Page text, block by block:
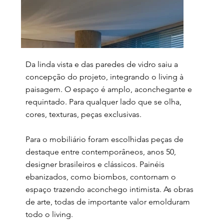
Da linda vista e das paredes de vidro saiu a
concepção do projeto, integrando o living à
paisagem. O espaço é amplo, aconchegante e
requintado. Para qualquer lado que se olha,
cores, texturas, peças exclusivas.
Para o mobiliário foram escolhidas peças de
destaque entre contemporâneos, anos 50,
designer brasileiros e clássicos. Painéis
ebanizados, como biombos, contornam o
espaço trazendo aconchego intimista. As obras
de arte, todas de importante valor emolduram
todo o living.